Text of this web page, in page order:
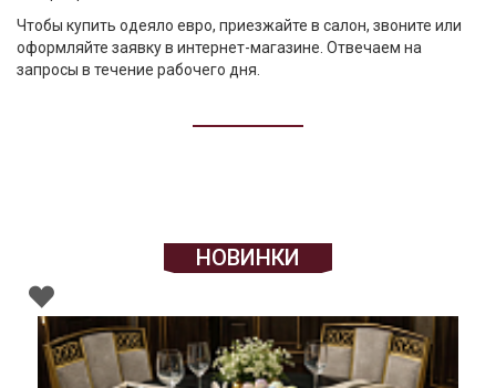
Чтобы купить одеяло евро, приезжайте в салон, звоните или
оформляйте заявку в интернет-магазине. Отвечаем на
запросы в течение рабочего дня.
НОВИНКИ